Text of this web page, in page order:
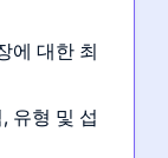
에 대한 최
유형 및 섭